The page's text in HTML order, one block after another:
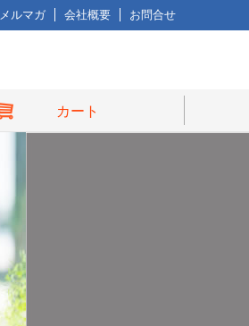
メルマガ 会社概要 お問合せ
カート